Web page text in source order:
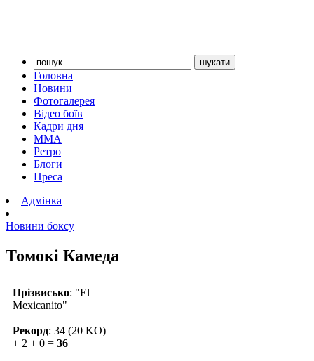
Головна
Новини
Фотогалерея
Відео боїв
Кадри дня
ММА
Ретро
Блоги
Преса
Адмінка
Новини боксу
Томокі Камеда
Прізвисько: "El
Mexicanito"
Рекорд: 34 (20 KO)
+ 2 + 0 = 36